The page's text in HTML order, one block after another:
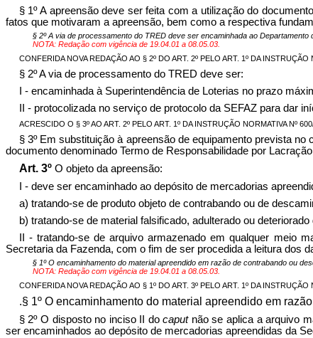
§ 1º A apreensão deve ser feita com a utilização do
fatos que motivaram a apreensão, bem como a respectiva
§ 2º A via de processamento do TRED deve ser encaminhada ao
NOTA: Redação com vigência de 19.04.01 a 08.05.03.
CONFERIDA NOVA REDAÇÃO AO § 2º DO ART. 2º PELO ART. 1º DA
§ 2º A via de processamento do TRED deve ser:
I - encaminhada à Superintendência de Loterias no prazo
II - protocolizada no serviço de protocolo da SEFAZ para dar
ACRESCIDO O § 3º AO ART. 2º PELO ART. 1º DA INSTRUÇÃO NORMATIVA Nº
§ 3º Em substituição à apreensão de equipamento prevista
documento denominado Termo de Responsabilidade por
Art. 3ºO objeto da apreensão:
I - deve ser encaminhado ao depósito de mercadorias
a) tratando-se de produto objeto de contrabando ou de
b) tratando-se de material falsificado, adulterado ou
II - tratando-se de arquivo armazenado em qualquer meio
Secretaria da Fazenda, com o fim de ser procedida a leitura dos
§ 1º O encaminhamento do material apreendido em razão de contrabando ou
NOTA: Redação com vigência de 19.04.01 a 08.05.03.
CONFERIDA NOVA REDAÇÃO AO § 1º DO ART. 3º PELO ART. 1º DA
.§ 1º O encaminhamento do material apreendido em
§ 2º O disposto no inciso II docaputnão se aplica a arquivo
ser encaminhados ao depósito de mercadorias apreendidas da